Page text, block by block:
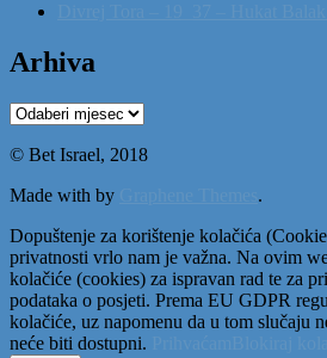
Arhiva
Arhiva
© Bet Israel, 2018
Made with by
.
Dopuštenje za korištenje kolačića
privatnosti vrlo nam je važna. Na ovim
kolačiće (cookies) za ispravan rad te za
podataka o posjeti. Prema EU GDPR
kolačiće, uz napomenu da u tom slučaju
neće biti dostupni.